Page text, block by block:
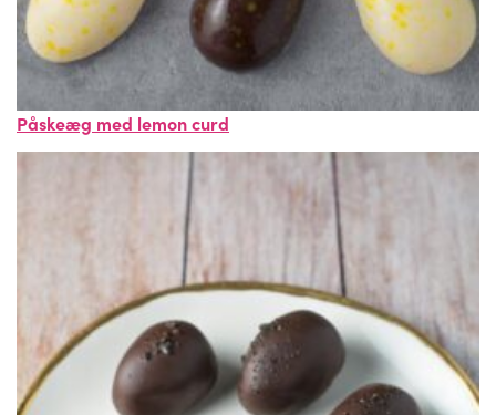
Påskeæg med lemon curd